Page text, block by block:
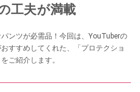
工夫が満載
ンツが必需品！今回は、YouTuberの
すすめしてくれた、「プロテクショ
ご紹介します。